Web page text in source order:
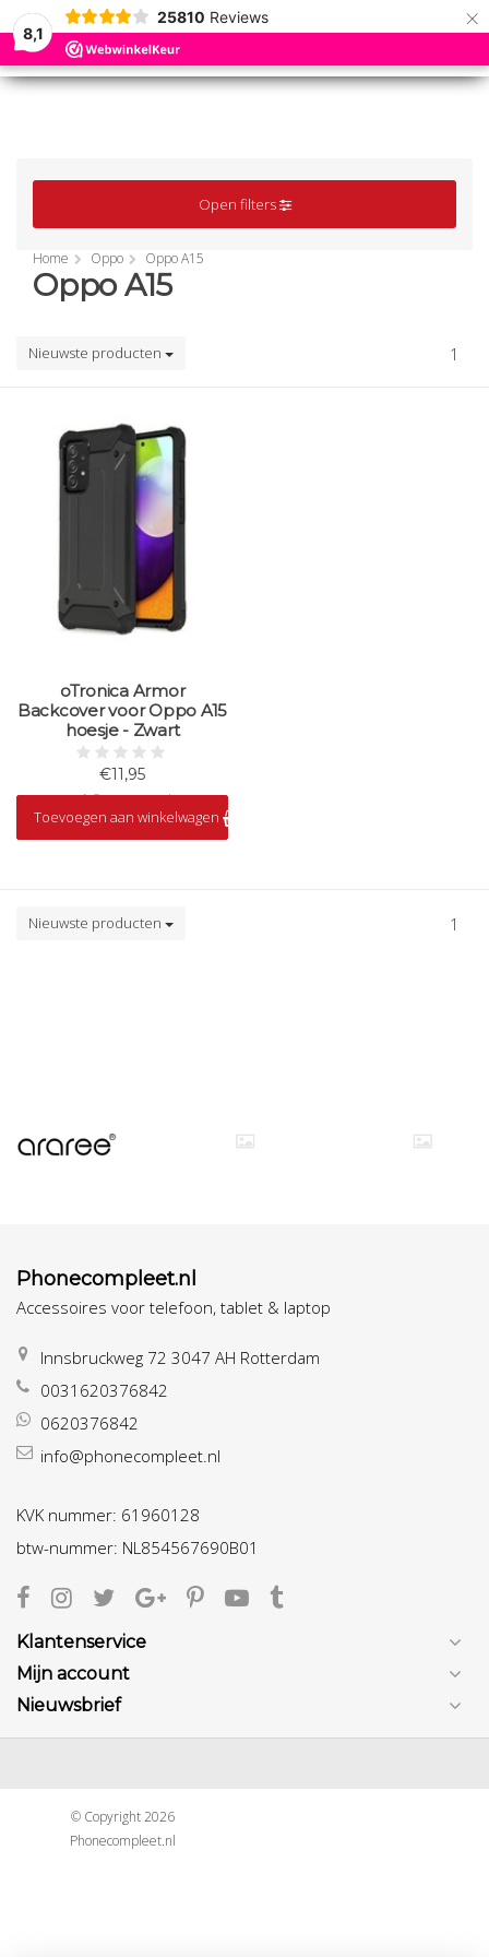
8,1
25810 Reviews ×
MENU
MENU
Open filters
Home Oppo Oppo A15
Oppo A15
Nieuwste producten 1
oTronica Armor
Backcover voor Oppo A15
hoesje - Zwart
€11,95
Op voorraad
Toevoegen aan winkelwagen
Nieuwste producten 1
Phonecompleet.nl
Accessoires voor telefoon, tablet & laptop
Innsbruckweg 72 3047 AH Rotterdam
0031620376842
0620376842
info@phonecompleet.nl
KVK nummer: 61960128
btw-nummer: NL854567690B01
Klantenservice
Mijn account
Nieuwsbrief
© Copyright 2026
Phonecompleet.nl